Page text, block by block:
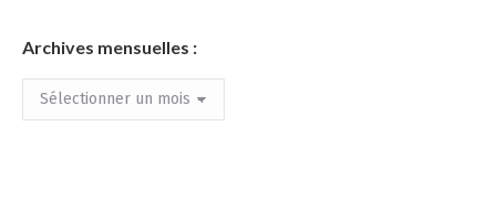
Archives mensuelles :
Archives
mensuelles